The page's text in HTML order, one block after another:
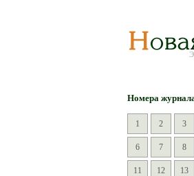
Номера
1 2 3
6 7 8
11 12 13